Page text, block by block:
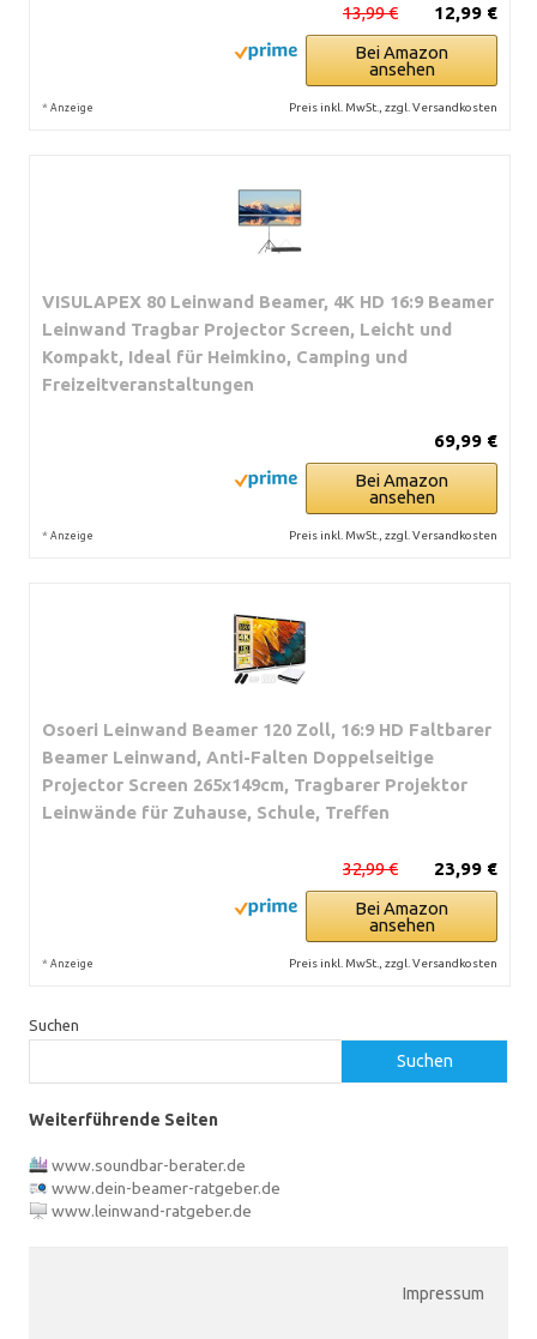
12,99 €
13,99 €
Bei Amazon
ansehen
* Anzeige Preis inkl. MwSt., zzgl. Versandkosten
VISULAPEX 80 Leinwand Beamer, 4K HD 16:9 Beamer
Leinwand Tragbar Projector Screen, Leicht und
Kompakt, Ideal für Heimkino, Camping und
Freizeitveranstaltungen
69,99 €
Bei Amazon
ansehen
* Anzeige Preis inkl. MwSt., zzgl. Versandkosten
Osoeri Leinwand Beamer 120 Zoll, 16:9 HD Faltbarer
Beamer Leinwand, Anti-Falten Doppelseitige
Projector Screen 265x149cm, Tragbarer Projektor
Leinwände für Zuhause, Schule, Treffen
23,99 €
32,99 €
Bei Amazon
ansehen
* Anzeige Preis inkl. MwSt., zzgl. Versandkosten
Suchen
Suchen
Weiterführende Seiten
www.soundbar-berater.de
www.dein-beamer-ratgeber.de
www.leinwand-ratgeber.de
Impressum